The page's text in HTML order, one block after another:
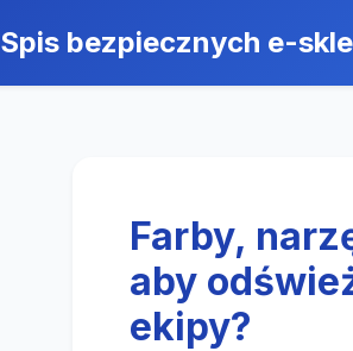
Spis bezpiecznych e-
Farby,
aby
ekipy?